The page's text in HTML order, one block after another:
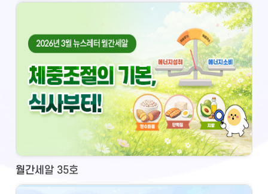
월간세알 35호